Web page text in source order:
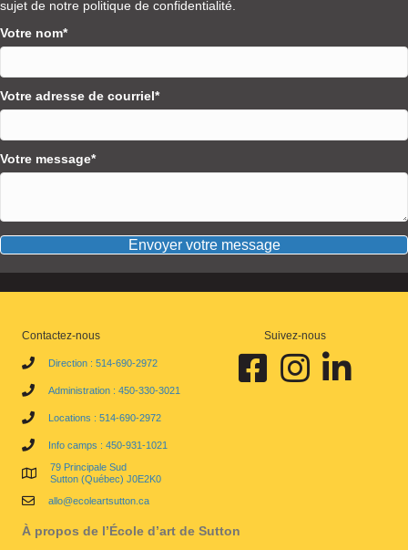
sujet de notre politique de confidentialité.
Votre nom
Votre adresse de courriel
Votre message
Envoyer votre message
Contactez-nous
Direction : 514-690-2972
Administration : 450-330-3021
Locations : 514-690-2972
Info camps : 450-931-1021
79 Principale Sud
Sutton (Québec) J0E2K0
allo@ecoleartsutton.ca
Suivez-nous
Facebook École d'art de
Instagram École d'art
Linkedin
À propos de l’École d’art de Sutton